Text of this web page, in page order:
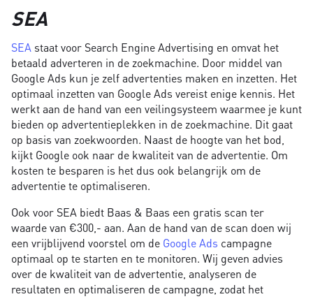
SEA
SEA staat voor Search Engine Advertising en omvat het
betaald adverteren in de zoekmachine. Door middel van
Google Ads kun je zelf advertenties maken en inzetten. Het
optimaal inzetten van Google Ads vereist enige kennis. Het
werkt aan de hand van een veilingsysteem waarmee je kunt
bieden op advertentieplekken in de zoekmachine. Dit gaat
op basis van zoekwoorden. Naast de hoogte van het bod,
kijkt Google ook naar de kwaliteit van de advertentie. Om
kosten te besparen is het dus ook belangrijk om de
advertentie te optimaliseren.
Ook voor SEA biedt Baas & Baas een gratis scan ter
waarde van €300,- aan. Aan de hand van de scan doen wij
een vrijblijvend voorstel om de Google Ads campagne
optimaal op te starten en te monitoren. Wij geven advies
over de kwaliteit van de advertentie, analyseren de
resultaten en optimaliseren de campagne, zodat het